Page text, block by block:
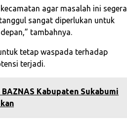
agar masalah ini segera
sangat diperlukan untuk
tambahnya.
tetap waspada terhadap
terjadi.
Kabupaten Sukabumi